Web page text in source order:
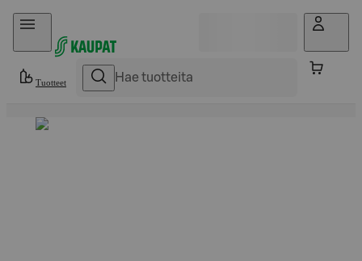
Hyppää sisältöön
Tuotteet